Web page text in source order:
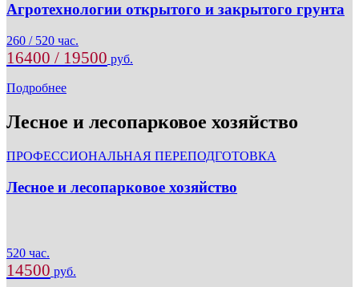
Агротехнологии открытого и закрытого грунта
260 / 520 час.
16400 / 19500 руб.
Подробнее
Лесное и лесопарковое хозяйство
ПРОФЕССИОНАЛЬНАЯ ПЕРЕПОДГОТОВКА
Лесное и лесопарковое хозяйство
520 час.
14500 руб.